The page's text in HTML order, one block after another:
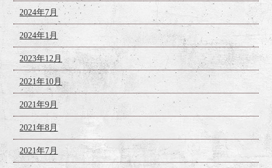
2024年7月
2024年1月
2023年12月
2021年10月
2021年9月
2021年8月
2021年7月